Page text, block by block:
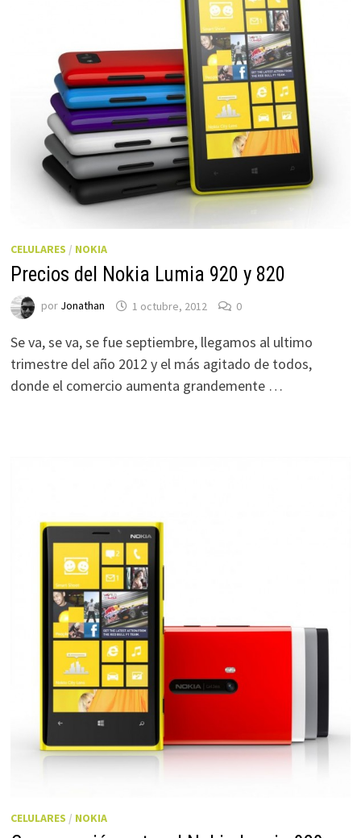
CELULARES / NOKIA
Precios del Nokia Lumia 920 y 820
por Jonathan 1 octubre, 2012 0
Se va, se va, se fue septiembre, llegamos al ultimo
trimestre del año 2012 y el más agitado de todos,
donde el comercio aumenta grandemente …
CELULARES / NOKIA